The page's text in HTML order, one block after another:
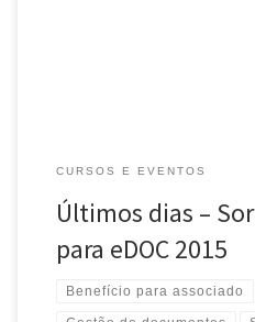
CURSOS E EVENTOS
Últimos dias –
para eDOC 2015
Benefício para associado